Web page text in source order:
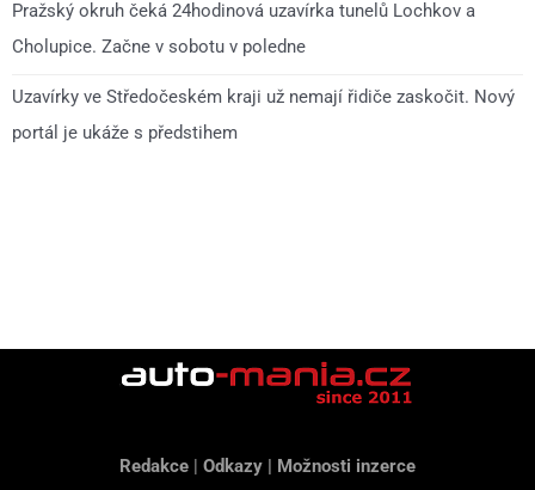
Pražský okruh čeká 24hodinová uzavírka tunelů Lochkov a
Cholupice. Začne v sobotu v poledne
Uzavírky ve Středočeském kraji už nemají řidiče zaskočit. Nový
portál je ukáže s předstihem
Redakce | Odkazy | Možnosti inzerce